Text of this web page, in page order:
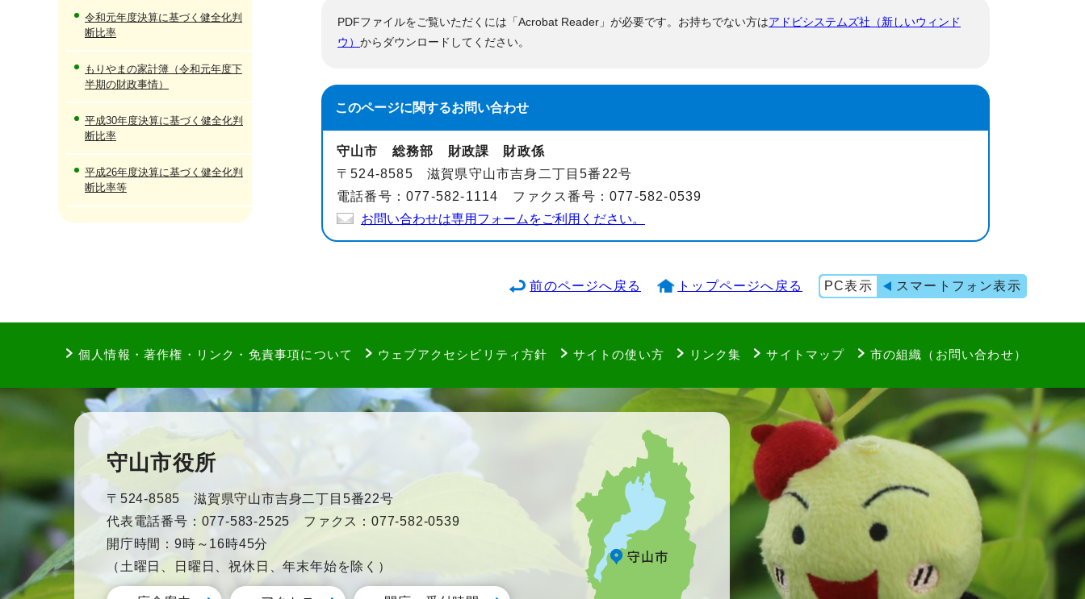
PDFファイルをご覧いただくには「Acrobat Reader」が必要です。お持ちでない方はアドビシステムズ社（新しいウィンド
ウ） からダウンロードしてください。
このページに関するお問い合わせ
守山市 総務部 財政課 財政係
〒524-8585 滋賀県守山市吉身二丁目5番22号
電話番号：077-582-1114 ファクス番号：077-582-0539
お問い合わせは専用フォームをご利用ください。
令和元年度決算に基づく健全化判
断比率
もりやまの家計簿（令和元年度下
半期の財政事情）
平成30年度決算に基づく健全化判
断比率
平成26年度決算に基づく健全化判
断比率等
前のページへ戻る トップページへ戻る PC表示 スマートフォン表示
個人情報・著作権・リンク・免責事項について ウェブアクセシビリティ方針 サイトの使い方 リンク集 サイトマップ 市の組織（お問い合わせ）
守山市役所
〒524-8585 滋賀県守山市吉身二丁目5番22号
代表電話番号：077-583-2525 ファクス：077-582-0539
開庁時間：9時～16時45分
（土曜日、日曜日、祝休日、年末年始を除く）